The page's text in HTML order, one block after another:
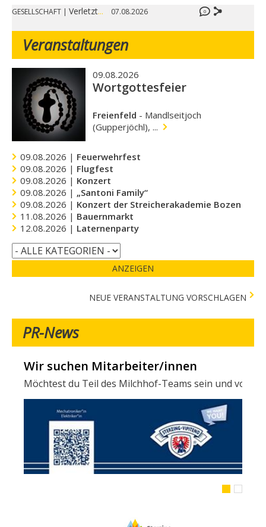
GESELLSCHAFT | Verletzt... 07.08.2026 0
Veranstaltungen
09.08.2026
Wortgottesfeier
Freienfeld - Mandlseitjoch
(Gupperjöchl), ...
09.08.2026 | Feuerwehrfest
09.08.2026 | Flugfest
09.08.2026 | Konzert
09.08.2026 | „Santoni Family“
09.08.2026 | Konzert der Streicherakademie Bozen
11.08.2026 | Bauernmarkt
12.08.2026 | Laternenparty
ANZEIGEN
NEUE VERANSTALTUNG VORSCHLAGEN
PR-News
Wir suchen Mitarbeiter/innen
Möchtest du Teil des Milchhof-Teams sein und von